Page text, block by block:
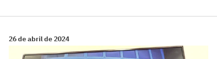
26 de abril de 2024